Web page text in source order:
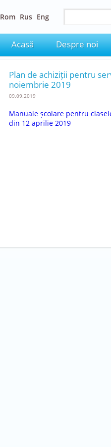
Rom Rus Eng
Acasă Despre noi
Plan de achiziții pentru
noiembrie 2019
09.09.2019
Manuale școlare pentru
din 12 aprilie 2019